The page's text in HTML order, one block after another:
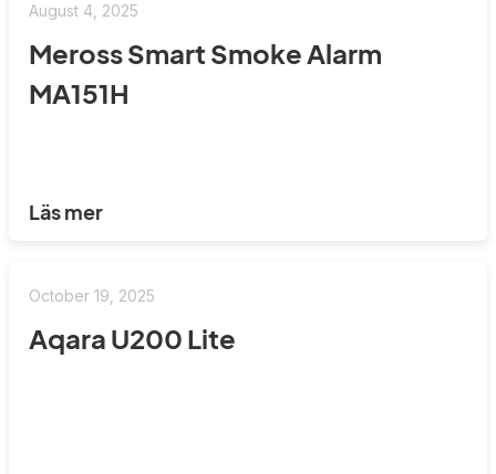
August 4, 2025
Meross Smart Smoke Alarm
MA151H
Läs mer
October 19, 2025
Aqara U200 Lite